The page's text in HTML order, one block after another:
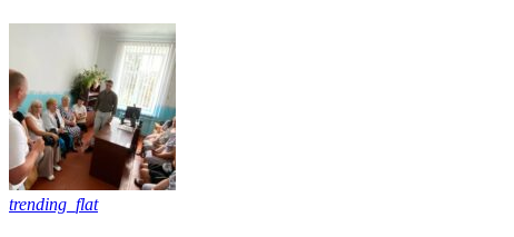
trending_flat